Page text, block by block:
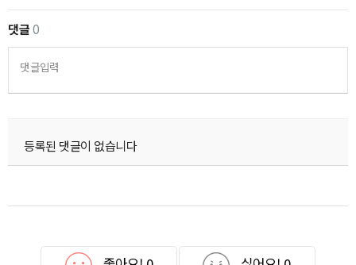
댓글0
댓글입력
등록된 댓글이 없습니다